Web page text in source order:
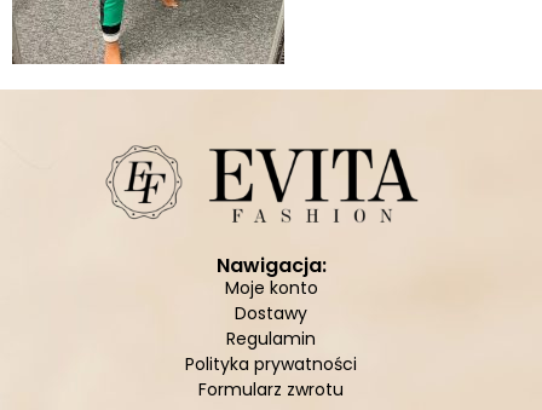
Nawigacja:
Moje konto
Dostawy
Regulamin
Polityka prywatności
Formularz zwrotu